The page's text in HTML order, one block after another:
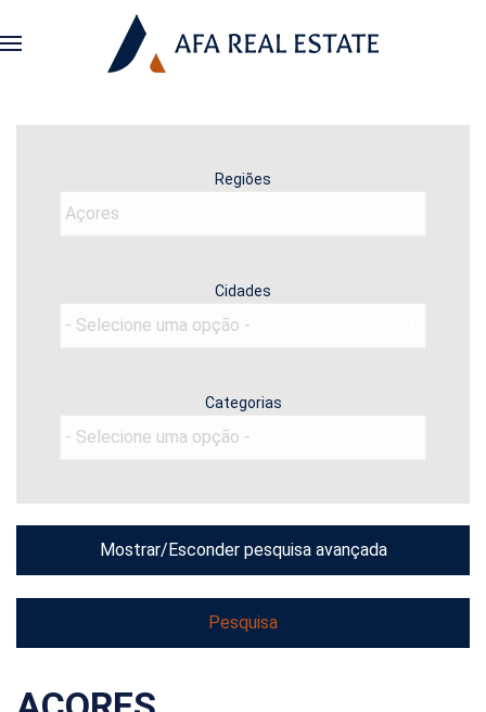
Regiões
Cidades
Categorias
Mostrar/Esconder pesquisa avançada